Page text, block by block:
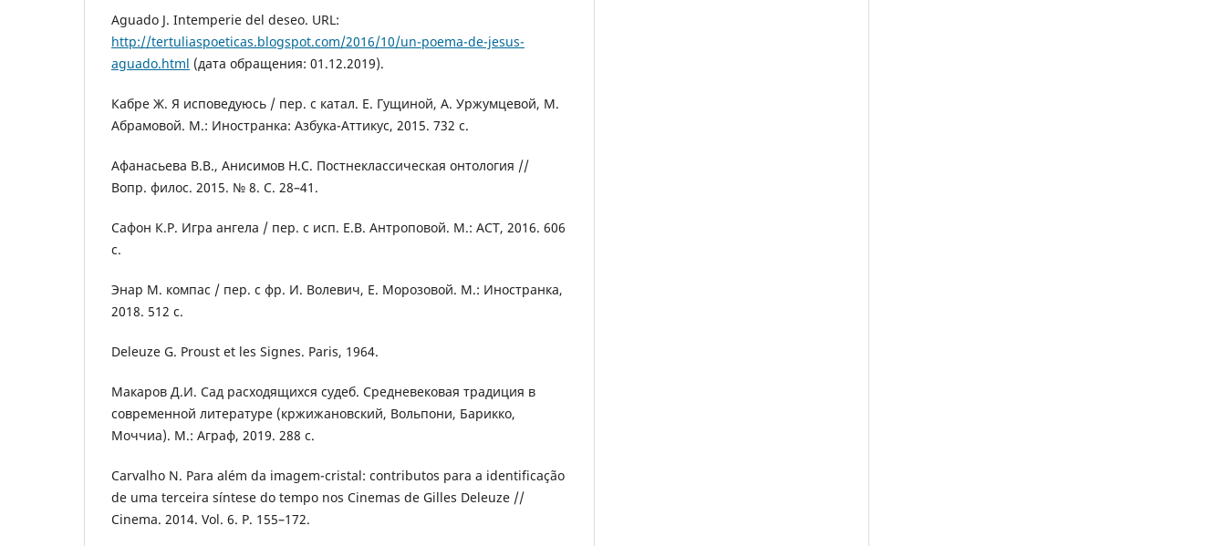
Aguado J. Intemperie del deseo. URL:
http://tertuliaspoeticas.blogspot.com/2016/10/un-poema-de-jesus-
aguado.html (дата обращения: 01.12.2019).
Кабре Ж. Я исповедуюсь / пер. с катал. Е. Гущиной, А. Уржумцевой, М.
Абрамовой. М.: Иностранка: Азбука-Аттикус, 2015. 732 с.
Афанасьева В.В., Анисимов Н.С. Постнеклассическая онтология //
Вопр. филос. 2015. № 8. С. 28–41.
Сафон К.Р. Игра ангела / пер. с исп. Е.В. Антроповой. М.: АСТ, 2016. 606
с.
Энар М. компас / пер. с фр. И. Волевич, Е. Морозовой. М.: Иностранка,
2018. 512 с.
Deleuze G. Proust et les Signes. Paris, 1964.
Макаров Д.И. Сад расходящихся судеб. Средневековая традиция в
современной литературе (кржижановский, Вольпони, Барикко,
Моччиа). М.: Аграф, 2019. 288 с.
Carvalho N. Para além da imagem-cristal: contributos para a identificação
de uma terceira síntese do tempo nos Cinemas de Gilles Deleuze //
Cinema. 2014. Vol. 6. P. 155–172.